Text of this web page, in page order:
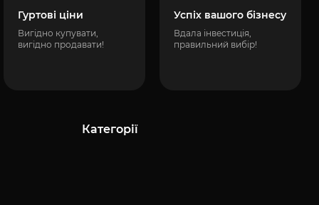
Гуртові ціни
Вигідно купувати,
вигідно продавати!
Успіх вашого бізнесу
Вдала інвестиція,
правильний вибір!
Категорії